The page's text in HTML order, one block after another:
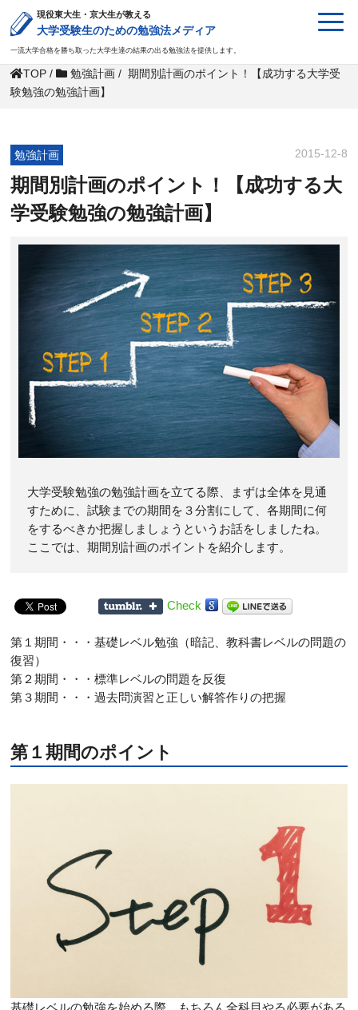
現役東大生・京大生が教える
大学受験生のための勉強法メディア
一流大学合格を勝ち取った大学生達の結果の出る勉強法を提供します。
TOP / 勉強計画 / 期間別計画のポイント！【成功する大学受
験勉強の勉強計画】
勉強計画 2015-12-8
期間別計画のポイント！【成功する大
学受験勉強の勉強計画】
大学受験勉強の勉強計画を立てる際、まずは全体を見通
すために、試験までの期間を３分割にして、各期間に何
をするべきか把握しましょうというお話をしましたね。
ここでは、期間別計画のポイントを紹介します。
Check
第１期間・・・基礎レベル勉強（暗記、教科書レベルの問題の
復習）
第２期間・・・標準レベルの問題を反復
第３期間・・・過去問演習と正しい解答作りの把握
第１期間のポイント
基礎レベルの勉強を始める際、もちろん全科目やる必要がある